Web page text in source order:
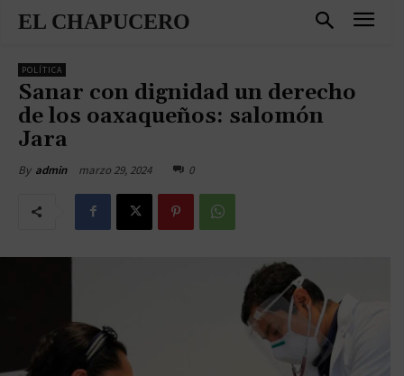
EL CHAPUCERO
POLÍTICA
Sanar con dignidad un derecho
de los oaxaqueños: salomón
Jara
By admin marzo 29, 2024 0